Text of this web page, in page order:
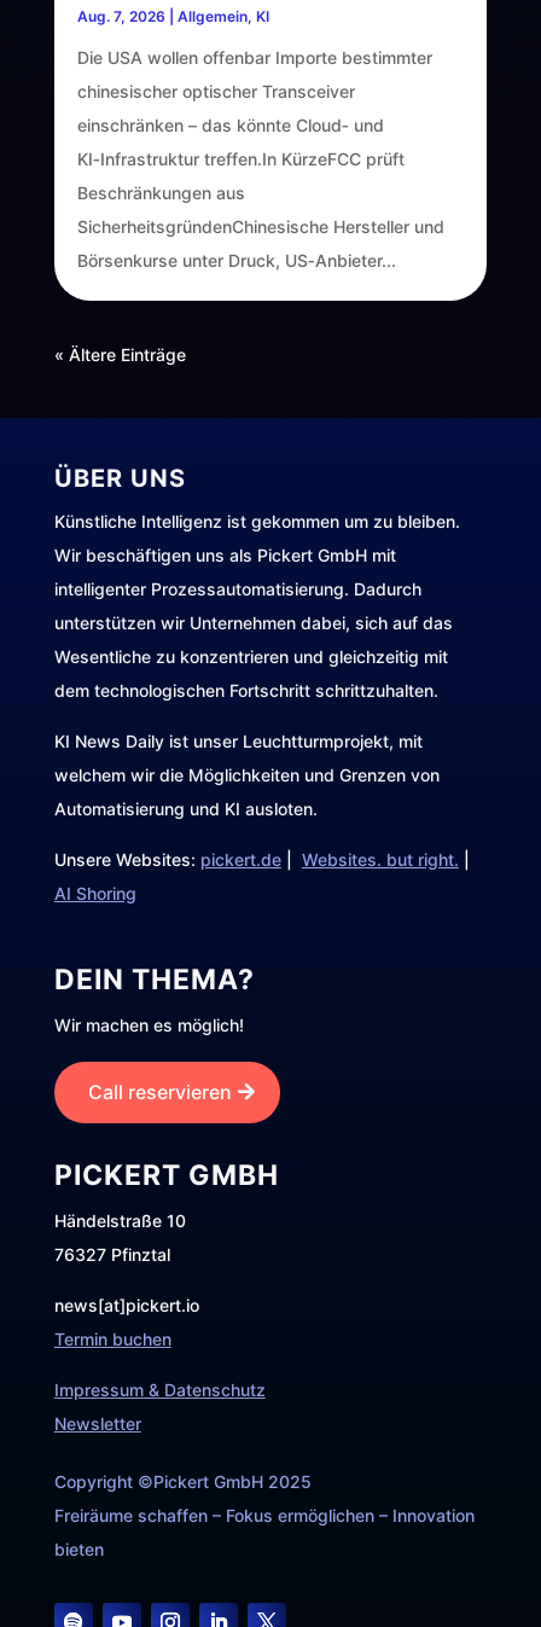
Aug. 7, 2026 Allgemein, KI
Die USA wollen offenbar Importe bestimmter
chinesischer optischer Transceiver
einschränken – das könnte Cloud‑ und
KI‑Infrastruktur treffen.In KürzeFCC prüft
Beschränkungen aus
SicherheitsgründenChinesische Hersteller und
Börsenkurse unter Druck, US‑Anbieter...
« Ältere Einträge
ÜBER UNS
Künstliche Intelligenz ist gekommen um zu bleiben.
Wir beschäftigen uns als Pickert GmbH mit
intelligenter Prozessautomatisierung. Dadurch
unterstützen wir Unternehmen dabei, sich auf das
Wesentliche zu konzentrieren und gleichzeitig mit
dem technologischen Fortschritt schrittzuhalten.
KI News Daily ist unser Leuchtturmprojekt, mit
welchem wir die Möglichkeiten und Grenzen von
Automatisierung und KI ausloten.
Unsere Websites: pickert.de| Websites. but right.
AI Shoring
DEIN THEMA?
Wir machen es möglich!
Call reservieren
PICKERT GMBH
Händelstraße 10
76327 Pfinztal
news[at]pickert.io
Termin buchen
Impressum & Datenschutz
Newsletter
Copyright ©Pickert GmbH 2025
Freiräume schaffen – Fokus ermöglichen – Innovation
bieten